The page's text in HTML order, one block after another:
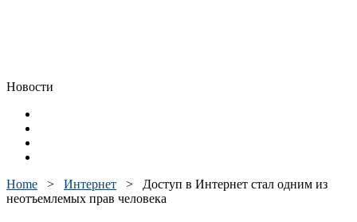
Новости
Home > Интернет > Доступ в Интернет стал одним из
неотъемлемых прав человека